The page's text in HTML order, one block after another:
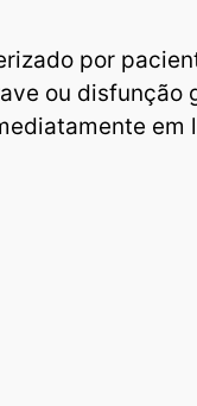
por
ou disfunção
em